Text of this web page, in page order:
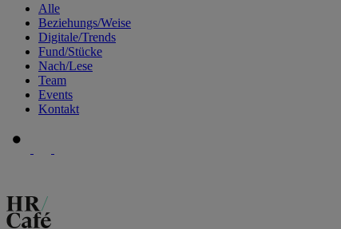
Alle
Beziehungs/Weise
Digitale/Trends
Fund/Stücke
Nach/Lese
Team
Events
Kontakt